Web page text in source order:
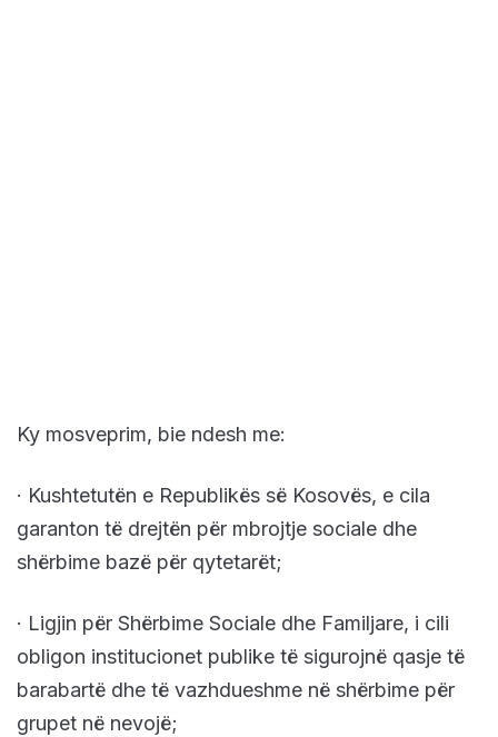
Ky mosveprim, bie ndesh me:
· Kushtetutën e Republikës së Kosovës, e cila
garanton të drejtën për mbrojtje sociale dhe
shërbime bazë për qytetarët;
· Ligjin për Shërbime Sociale dhe Familjare, i cili
obligon institucionet publike të sigurojnë qasje të
barabartë dhe të vazhdueshme në shërbime për
grupet në nevojë;